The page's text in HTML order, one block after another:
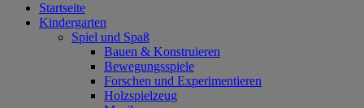
Startseite
Kindergarten
Spiel und Spaß
Bauen & Konstruieren
Bewegungsspiele
Forschen und Experimentieren
Holzspielzeug